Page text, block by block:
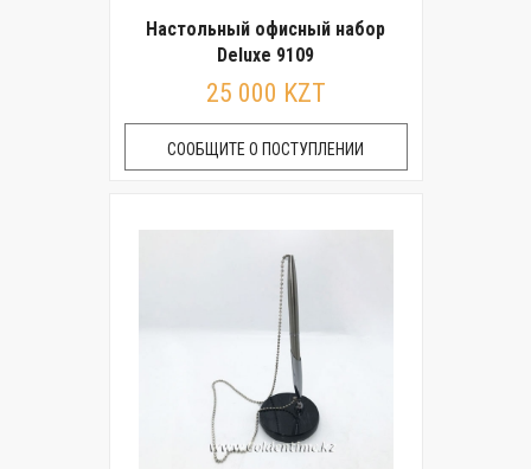
Настольный офисный набор
Deluxe 9109
25 000 KZT
СООБЩИТЕ О ПОСТУПЛЕНИИ